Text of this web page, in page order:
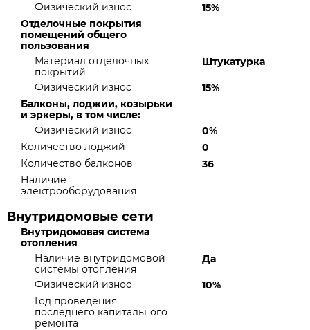
Физический износ
15%
Отделочные покрытия
помещений общего
пользования
Материал отделочных
покрытий
Штукатурка
Физический износ
15%
Балконы, лоджии, козырьки
и эркеры, в том числе:
Физический износ
0%
Количество лоджий
0
Количество балконов
36
Наличие
электрооборудования
Внутридомовые сети
Внутридомовая система
отопления
Наличие внутридомовой
системы отопления
Да
Физический износ
10%
Год проведения
последнего капитального
ремонта